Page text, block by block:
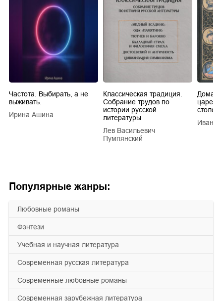
Популярные жанры:
любовные романы
фэнтези
учебная и научная литература
современная русская литература
современные любовные романы
современная зарубежная литература
Частота. Выбирать, а не
выживать.
Ирина Ашина
Классическая традиция.
Собрание трудов по
истории русской
литературы
Лев Васильевич
Пумпянский
царей
Иван